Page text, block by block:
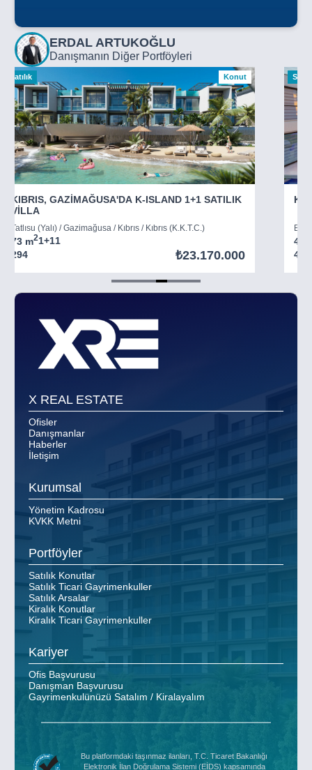
ERDAL ARTUKOĞLU
Danışmanın Diğer Portföyleri
Satılık Konut
KIBRIS, GAZİMAĞUSA'DA K-ISLAND 1+1 SATILIK
VİLLA
Tatlısu (Yalı) / Gazimağusa / Kıbrıs / Kıbrıs (K.K.T.C.)
73 m21+11
294
₺23.170.000
45
403
of
X REAL ESTATE
Ofisler
Danışmanlar
Haberler
İletişim
Kurumsal
Yönetim Kadrosu
KVKK Metni
Portföyler
Satılık Konutlar
Satılık Ticari Gayrimenkuller
Satılık Arsalar
Kiralık Konutlar
Kiralık Ticari Gayrimenkuller
Kariyer
Ofis Başvurusu
Danışman Başvurusu
Gayrimenkulünüzü Satalım / Kiralayalım
Bu platformdaki taşınmaz ilanları, T.C. Ticaret Bakanlığı
Elektronik İlan Doğrulama Sistemi (EİDS) kapsamında